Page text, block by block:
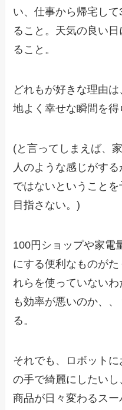
い、仕事から帰宅し
ること。天気の良い
ること。
どれもが好きな理由
地よく幸せな瞬間を得
(と言ってしまえば、
人のような感じがす
ではないということ
目指さない。)
100円ショップや家電
にする便利なものが
れらを使っていない
も効率が悪いのか、
る。
それでも、ロボット
の手で綺麗にしたい
商品が日々変わるス